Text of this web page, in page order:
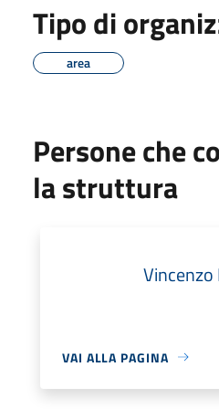
Tipo di
area
Persone che
la struttura
Vincenzo
VAI ALLA PAGINA